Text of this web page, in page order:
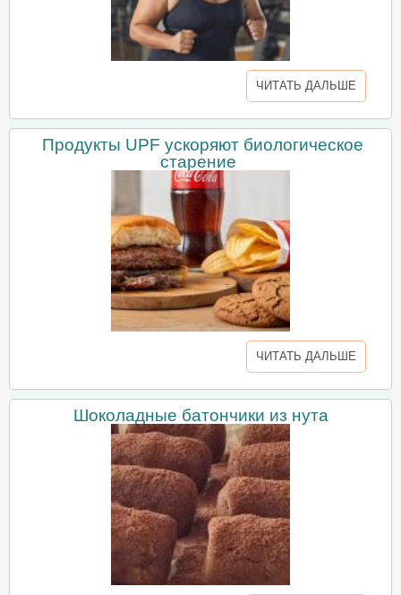
ЧИТАТЬ ДАЛЬШЕ
Продукты UPF ускоряют биологическое
старение
ЧИТАТЬ ДАЛЬШЕ
Шоколадные батончики из нута